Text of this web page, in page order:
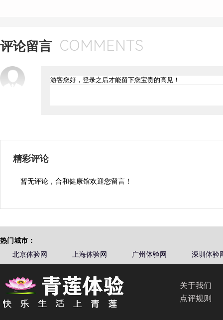
评论留言 COMMENTS
精彩评论
暂无评论，合和健康馆欢迎您留言！
热门城市：
北京体验网
上海体验网 广州体验网 深圳体验
关于我们
点评规则